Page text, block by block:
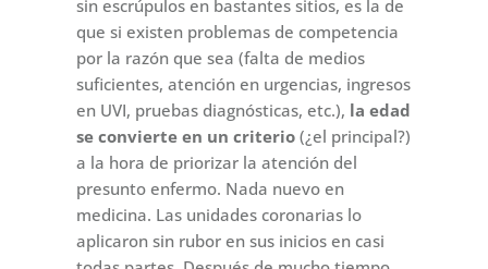
sin escrúpulos en bastantes sitios, es la de
que si existen problemas de competencia
por la razón que sea (falta de medios
suficientes, atención en urgencias, ingresos
en UVI, pruebas diagnósticas, etc.), la edad
se convierte en un criterio(¿el principal?)
a la hora de priorizar la atención del
presunto enfermo. Nada nuevo en
medicina. Las unidades coronarias lo
aplicaron sin rubor en sus inicios en casi